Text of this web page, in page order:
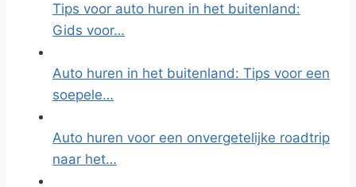
Tips voor auto huren in het buitenland:
Gids voor…
Auto huren in het buitenland: Tips voor een
soepele…
Auto huren voor een onvergetelijke roadtrip
naar het…